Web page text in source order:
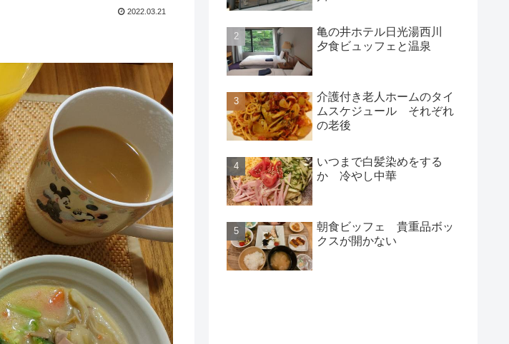
2022.03.21
亀の井ホテル日光湯西川
夕食ビュッフェと温泉
介護付き老人ホームのタイ
ムスケジュール それぞれ
の老後
いつまで白髪染めをする
か 冷やし中華
朝食ビッフェ 貴重品ボッ
クスが開かない